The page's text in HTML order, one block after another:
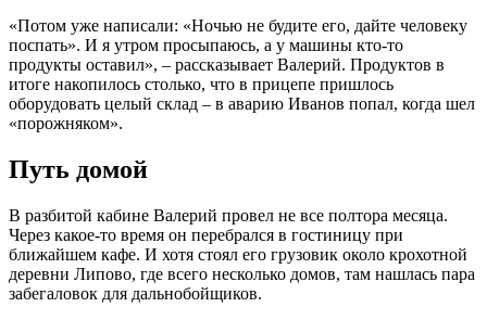
«Потом уже написали: «Ночью не будите его, дайте человеку
поспать». И я утром просыпаюсь, а у машины кто-то
продукты оставил», – рассказывает Валерий. Продуктов в
итоге накопилось столько, что в прицепе пришлось
оборудовать целый склад – в аварию Иванов попал, когда шел
«порожняком».
Путь домой
В разбитой кабине Валерий провел не все полтора месяца.
Через какое-то время он перебрался в гостиницу при
ближайшем кафе. И хотя стоял его грузовик около крохотной
деревни Липово, где всего несколько домов, там нашлась пара
забегаловок для дальнобойщиков.